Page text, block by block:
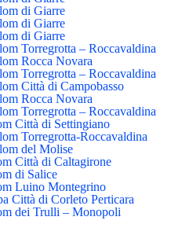
di Giarre
di Giarre
di Giarre
Torregrotta – Roccavaldina
Rocca Novara
Torregrotta – Roccavaldina
Città di Campobasso
Rocca Novara
Torregrotta – Roccavaldina
Città di Settingiano
Torregrotta-Roccavaldina
del Molise
Città di Caltagirone
di Salice
Luino Montegrino
Città di Corleto Perticara
dei Trulli – Monopoli